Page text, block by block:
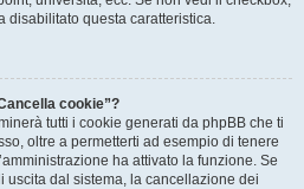
disabilitato questa caratteristica.
cookie”?
tutti i cookie generati da phpBB che ti
oltre a permetterti ad esempio di tenere
ha attivato la funzione. Se
uscita dal sistema, la cancellazione dei